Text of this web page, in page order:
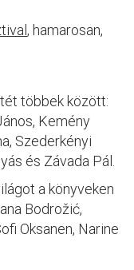
, hamarosan,
többek között:
Kemény
Szederkényi
és Závada Pál.
a könyveken
Bodrožić,
Oksanen, Narine